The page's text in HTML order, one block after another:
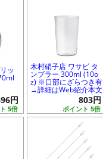
ッ
5倍
円
木村硝子店 ワサビ タ
ンブラー 300ml (10o
z) ※口部にざらつき有
→詳細はWeb紹介本文
ポイント 5倍
803円